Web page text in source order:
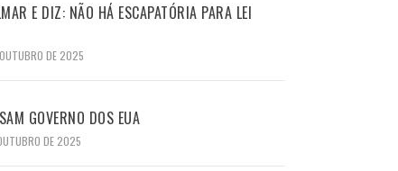
E DIZ: NÃO HÁ ESCAPATÓRIA PARA LEI
DE 2025
GOVERNO DOS EUA
DE 2025